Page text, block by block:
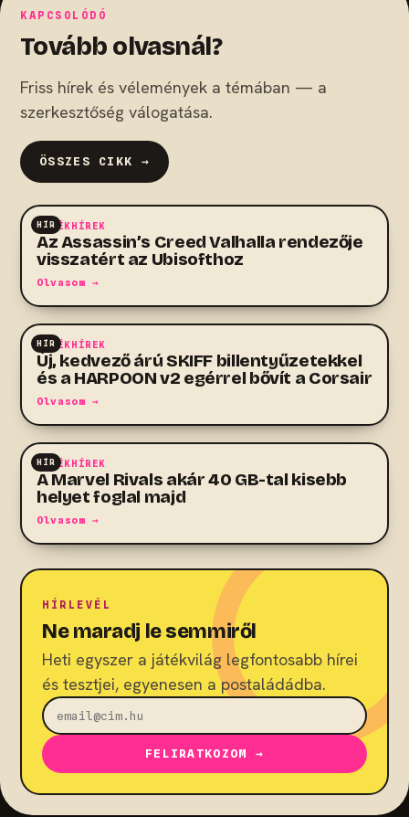
KAPCSOLÓDÓ
Tovább olvasnál?
Friss hírek és vélemények a témában — a
szerkesztőség válogatása.
ÖSSZES CIKK →
HÍR
JÁTÉKHÍREK
Az Assassin’s Creed Valhalla rendezője
visszatért az Ubisofthoz
Olvasom →
HÍR
JÁTÉKHÍREK
Új, kedvező árú SKIFF billentyűzetekkel
és a HARPOON v2 egérrel bővít a Corsair
Olvasom →
HÍR
JÁTÉKHÍREK
A Marvel Rivals akár 40 GB-tal kisebb
helyet foglal majd
Olvasom →
HÍRLEVÉL
Ne maradj le semmiről
Heti egyszer a játékvilág legfontosabb hírei
és tesztjei, egyenesen a postaládádba.
FELIRATKOZOM →